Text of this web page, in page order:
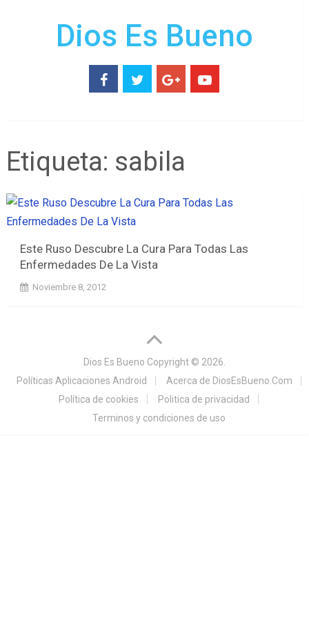
Dios Es Bueno
Etiqueta: sabila
Este Ruso Descubre La Cura Para Todas Las
Enfermedades De La Vista
Noviembre 8, 2012
Dios Es Bueno Copyright © 2026.
Políticas Aplicaciones Android
Acerca de DiosEsBueno.Com
Política de cookies
Politica de privacidad
Terminos y condiciones de uso